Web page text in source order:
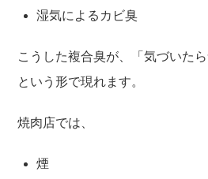
湿気によるカビ臭
こうした複合臭が、「気づいた
という形で現れます。
焼肉店では、
煙